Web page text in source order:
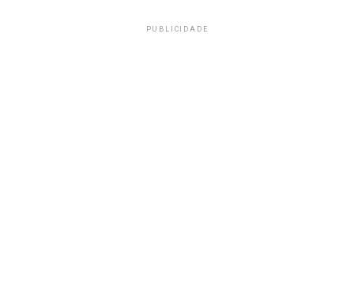
PUBLICIDADE